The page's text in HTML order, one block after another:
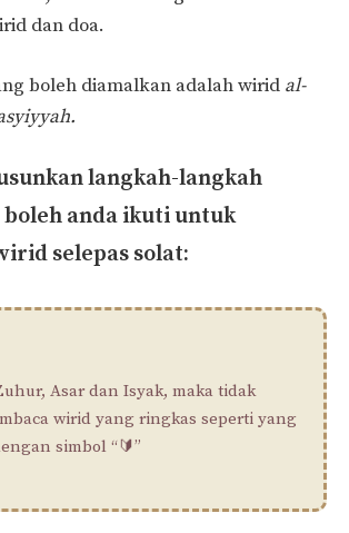
dan doa.
boleh diamalkan adalah wirid al-
langkah-langkah
boleh anda ikuti untuk
selepas solat:
Asar dan Isyak, maka tidak
wirid yang ringkas seperti yang
simbol “🔰”